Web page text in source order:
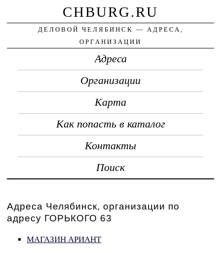
CHBURG.RU
ДЕЛОВОЙ ЧЕЛЯБИНСК — АДРЕСА,
ОРГАНИЗАЦИИ
Адреса
Организации
Карта
Как попасть в каталог
Контакты
Поиск
Адреса Челябинск, организации по
адресу ГОРЬКОГО 63
МАГАЗИН АРИАНТ